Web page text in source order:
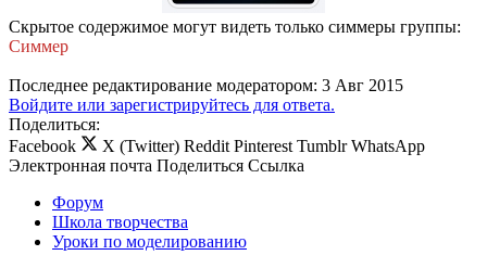
Скрытое содержимое могут видеть только симмеры группы:
Симмер
Последнее редактирование модератором: 3 Авг 2015
Войдите или зарегистрируйтесь для ответа.
Поделиться:
Facebook
X (Twitter) Reddit Pinterest Tumblr WhatsApp
Электронная почта Поделиться Ссылка
Форум
Школа творчества
Уроки по моделированию